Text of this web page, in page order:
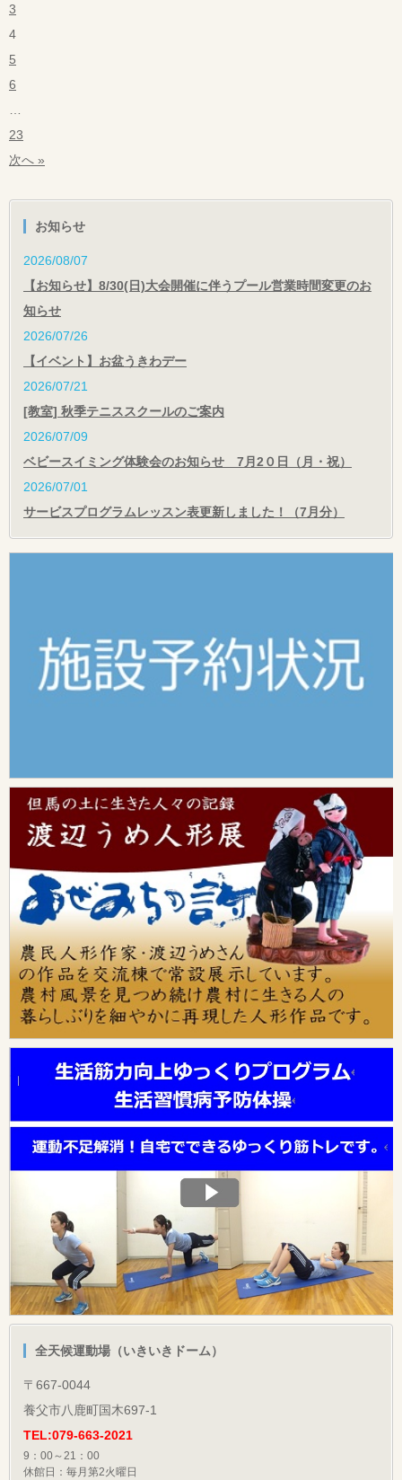
3
4
5
6
23
次へ »
お知らせ
2026/08/07
【お知らせ】8/30(日)大会開催に伴うプール営業時間変更のお
知らせ
2026/07/26
【イベント】お盆うきわデー
2026/07/21
[教室] 秋季テニススクールのご案内
2026/07/09
ベビースイミング体験会のお知らせ 7月2０日（月・祝）
2026/07/01
サービスプログラムレッスン表更新しました！（7月分）
全天候運動場（いきいきドーム）
〒667-0044
養父市八鹿町国木697-1
TEL:079-663-2021
9：00～21：00
休館日：毎月第2火曜日